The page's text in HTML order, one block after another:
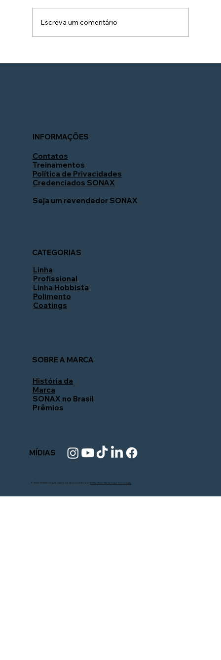
Escreva um comentário
INFORMAÇÕES
Contatos
Treinamentos
Política de Privacidades
Credenciados SONAX
Seja um revendedor SONAX
MÍDIAS
© 2025 SONAX. Orgulhosamente desenvolvido porPistão Web - Marketing e Tecnologia.
CATEGORIAS
Linha
Profissional
Linha Hobbista
Polimento
Coatings
SOBRE A MARCA
História da
Marca
SONAX no Brasil
Prêmios